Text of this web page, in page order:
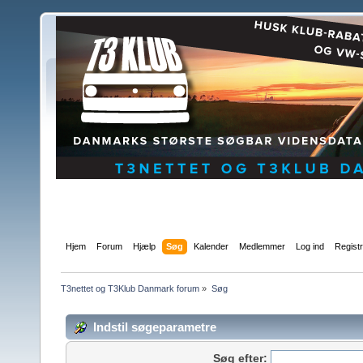
Hjem Forum Hjælp Søg Kalender Medlemmer Log ind
T3nettet og T3Klub Danmark forum » Søg
Indstil søgeparametre
Søg efter: